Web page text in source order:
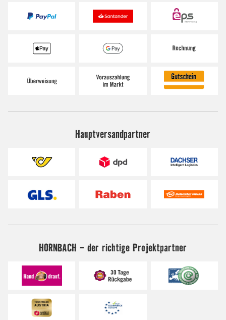
Hauptversandpartner
HORNBACH - der richtige Projektpartner